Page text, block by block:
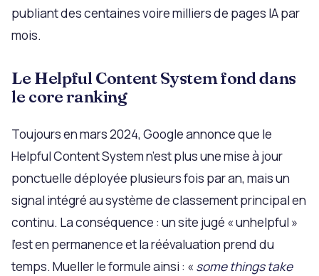
publiant des centaines voire milliers de pages IA par
mois.
Le Helpful Content System fond dans
le core ranking
Toujours en mars 2024, Google annonce que le
Helpful Content System n’est plus une mise à jour
ponctuelle déployée plusieurs fois par an, mais un
signal intégré au système de classement principal en
continu. La conséquence : un site jugé « unhelpful »
l’est en permanence et la réévaluation prend du
temps. Mueller le formule ainsi : « some things take